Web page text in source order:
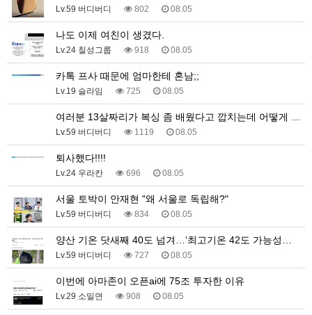
Lv.59 버디버디 802 08.05
나도 이제 여친이 생겼다.
Lv.24 칠성그룹 918 08.05
카톡 프사 때문에 엄마한테 혼남;;
Lv.19 슬라임 725 08.05
여러분 13살짜리가 복싱 좀 배웠다고 깝치는데 어떻게 …
Lv.59 버디버디 1119 08.05
퇴사했다!!!!
Lv.24 우라칸 696 08.05
서울 토박이 안재현 "왜 서울로 독립해?"
Lv.59 버디버디 834 08.05
양산 기온 닷새째 40도 넘겨…‘최고기온 42도 가능성…
Lv.59 버디버디 727 08.05
이번에 아마존이 오픈ai에 75조 투자한 이유
Lv.29 소밀면 908 08.05